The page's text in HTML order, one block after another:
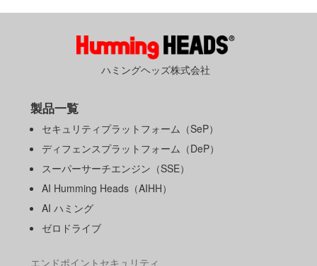
ハミングヘッズ株式会社
製品一覧
セキュリティプラットフォーム（SeP）
ディフェンスプラットフォーム（DeP）
スーパーサーチエンジン（SSE）
AI Humming Heads（AIHH）
AI ハミング
ゼロドライブ
エンドポイントセキュリティ